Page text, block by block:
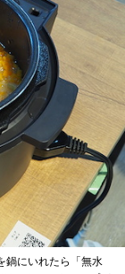
鍋にいれたら「無水